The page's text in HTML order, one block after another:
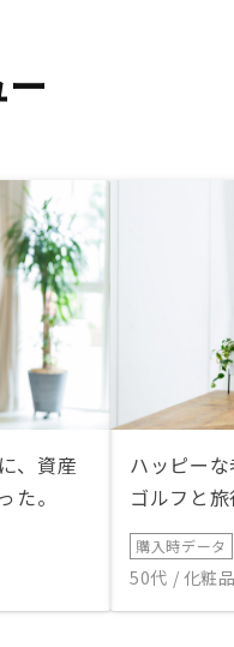
、資産
た。
ハッピー
ゴルフと
購入時データ
50代 / 化粧